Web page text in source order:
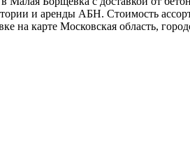
и аренды АБН. Стоимость
на карте Московская область,